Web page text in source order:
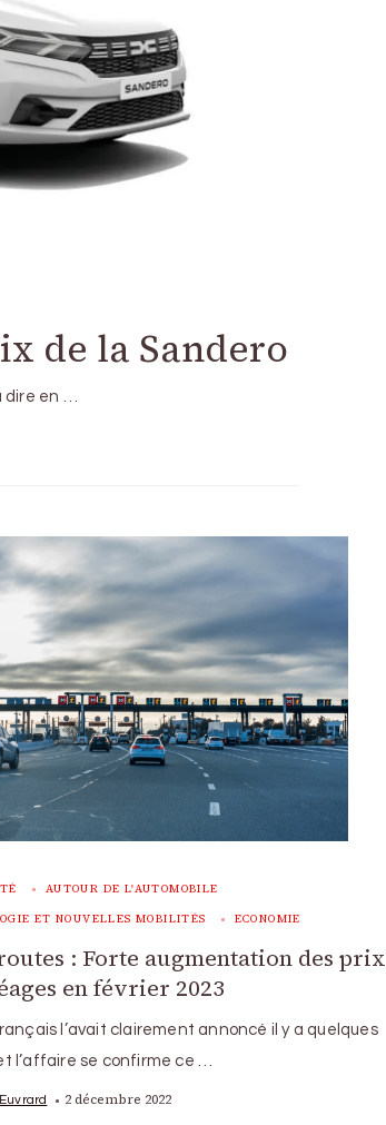
de la Sandero
dire en …
AUTOUR DE L'AUTOMOBILE
ET NOUVELLES MOBILITÉS ECONOMIE
: Forte augmentation des prix
en février 2023
l’avait clairement annoncé il y a quelques
l’affaire se confirme ce …
2 décembre 2022